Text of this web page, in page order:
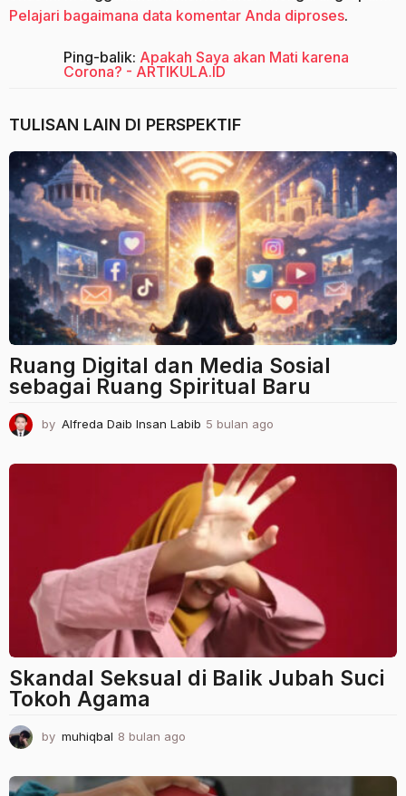
Pelajari bagaimana data komentar Anda diproses.
Ping-balik: Apakah Saya akan Mati karena
Corona? - ARTIKULA.ID
TULISAN LAIN DI PERSPEKTIF
Ruang Digital dan Media Sosial
sebagai Ruang Spiritual Baru
by Alfreda Daib Insan Labib 5 bulan ago
a
a
g
Skandal Seksual di Balik Jubah Suci
Tokoh Agama
by muhiqbal 8 bulan ago
l